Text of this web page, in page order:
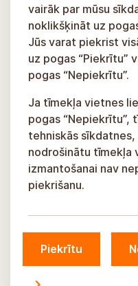
vairāk par mūsu
noklikšķināt uz
Jūs varat piekrist
uz pogas “Piekrītu”
pogas “Nepiekrītu”.
Ja tīmekļa vietnes
pogas “Nepiekrītu”,
tehniskās
nodrošinātu tīmekļa
izmantošanai nav
piekrišanu.
Piekrītu